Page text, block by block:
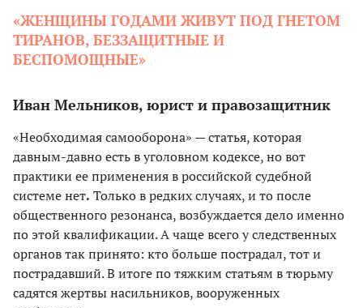
«ЖЕНЩИНЫ ГОДАМИ ЖИВУТ ПОД ГНЕТОМ
ТИРАНОВ, БЕЗЗАЩИТНЫЕ И
БЕСПОМОЩНЫЕ»
Иван Мельников, юрист и правозащитник
«Необходимая самооборона» — статья, которая
давным-давно есть в уголовном кодексе, но вот
практики ее применения в российской судебной
системе нет. Только в редких случаях, и то после
общественного резонанса, возбуждается дело именно
по этой квалификации. А чаще всего у следственных
органов так принято: кто больше пострадал, тот и
пострадавший. В итоге по тяжким статьям в тюрьму
садятся жертвы насильников, вооруженных